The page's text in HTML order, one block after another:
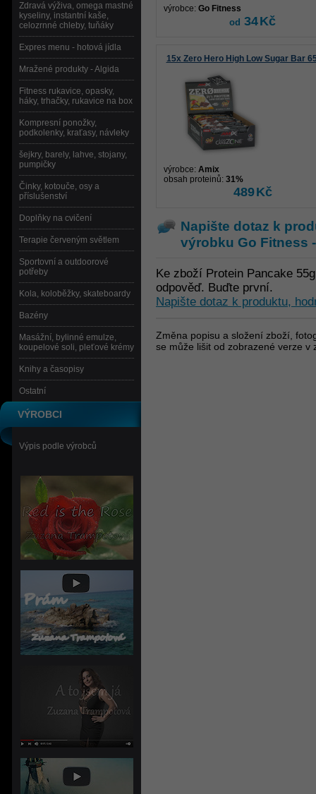
výrobce: Go Fitness
od 34Kč
15x Zero Hero High Low Sugar Bar
výrobce: Amix
obsah proteinů: 31%
489Kč
Napište dotaz k
výrobku Go Fitness
Ke zboží Protein Pancake
odpověď. Buďte první.
Napište dotaz k produktu,
Změna popisu a složení zboží,
se může lišit od zobrazené verze
Zdravá výživa, omega mastné
kyseliny, instantní kaše,
celozrnné chleby, tuňáky
Expres menu - hotová jídla
Mražené produkty - Algida
Fitness rukavice, opasky,
háky, trhačky, rukavice na box
Kompresní ponožky,
podkolenky, kraťasy, návleky
šejkry, barely, lahve, stojany,
pumpičky
Činky, kotouče, osy a
příslušenství
Doplňky na cvičení
Terapie červeným světlem
Sportovní a outdoorové
potřeby
Kola, koloběžky, skateboardy
Bazény
Masážní, bylinné emulze,
koupelové soli, pleťové krémy
Knihy a časopisy
Ostatní
VÝROBCI
Výpis podle výrobců